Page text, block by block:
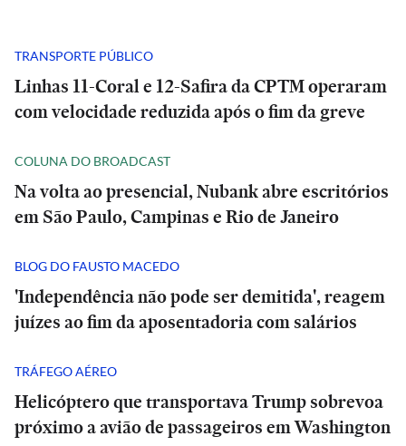
TRANSPORTE PÚBLICO
Linhas 11-Coral e 12-Safira da CPTM operaram
com velocidade reduzida após o fim da greve
COLUNA DO BROADCAST
Na volta ao presencial, Nubank abre escritórios
em São Paulo, Campinas e Rio de Janeiro
BLOG DO FAUSTO MACEDO
'Independência não pode ser demitida', reagem
juízes ao fim da aposentadoria com salários
TRÁFEGO AÉREO
Helicóptero que transportava Trump sobrevoa
próximo a avião de passageiros em Washington